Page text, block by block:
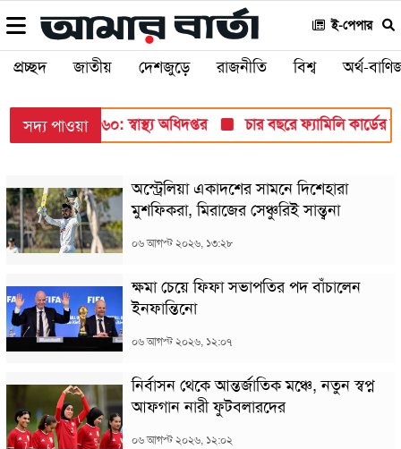
ই-পেপার
প্রচ্ছদ জাতীয় দেশজুড়ে রাজনীতি বিশ্ব অর্থ-
সদ্য পাওয়া
আক্রান্ত ৮৬০: স্বাস্থ্য অধিদপ্তর চার বছরে ফ্যামিলি কার্ডের
অস্ট্রেলিয়া একাদশের সামনে দিশেহারা
মুশফিকরা, মিরাজের সেঞ্চুরিই সান্ত্বনা
০৬ আগস্ট ২০২৬, ১৩:২৮
ক্ষমা চেয়ে ফিফা সভাপতির পদ বাঁচালেন
ইনফান্তিনো
০৬ আগস্ট ২০২৬, ১২:০৭
নির্বাসন থেকে আন্তর্জাতিক মঞ্চে, নতুন স্বপ্ন
আফগান নারী ফুটবলারদের
০৬ আগস্ট ২০২৬, ১২:০২